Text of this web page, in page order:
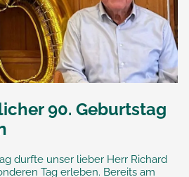
90. Geburtstag
durfte unser lieber Herr Richard
Tag erleben. Bereits am